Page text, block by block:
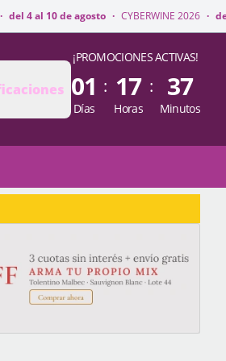
· CYBERWINE 2026 · del 4 al 10 de
¡PROMOCIONES ACTIVAS!
01
Días
: 17
Horas
: 37
Minutos